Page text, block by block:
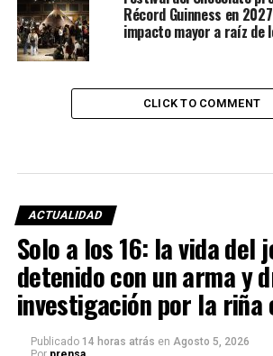
Récord Guinness en
impacto mayor a raíz de
CLICK TO COMMENT
ACTUALIDAD
Solo a los 16: la vida del
detenido con un arma y
investigación por la riña
Publicado 14 horas atrás en Agosto 5, 2026